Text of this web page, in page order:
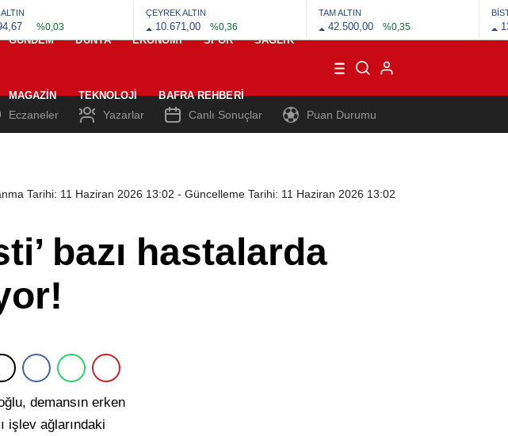
%0,03
ÇEYREK ALTIN
10.671,00 %0,36
TAM ALTIN
42.500,00 %0,35
GÜNDEM
DÜNYA EKONOMI SPOR SAĞLIK
MAGAZIN TEKNOLOJI BAFRA REHBERI
Eczaneler Yazarlar Canlı Sonuçlar Puan Durumu
Tarihi: 11 Haziran 2026 13:02 - Güncelleme Tarihi: 11 Haziran 2026 13:02
bazı hastalarda
demansın erken
işlev ağlarındaki